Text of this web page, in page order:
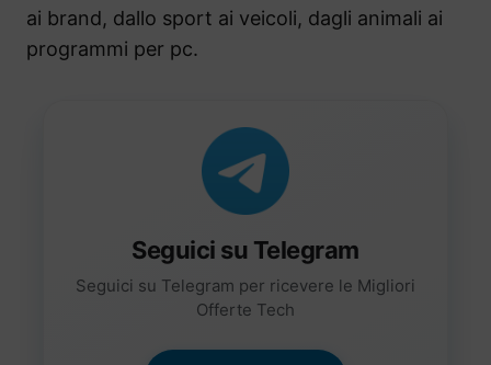
ai brand, dallo sport ai veicoli, dagli animali ai
programmi per pc.
Seguici su Telegram
Seguici su Telegram per ricevere le Migliori
Offerte Tech